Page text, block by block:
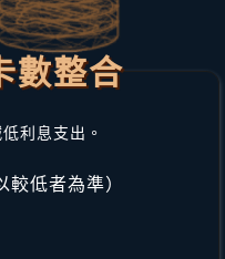
數整合
利息支出。
低者為準）